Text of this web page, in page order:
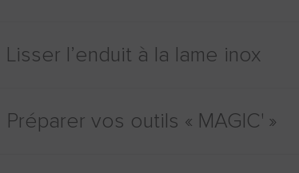
Lisser l’enduit à la lame inox
Préparer vos outils « MAGIC' »